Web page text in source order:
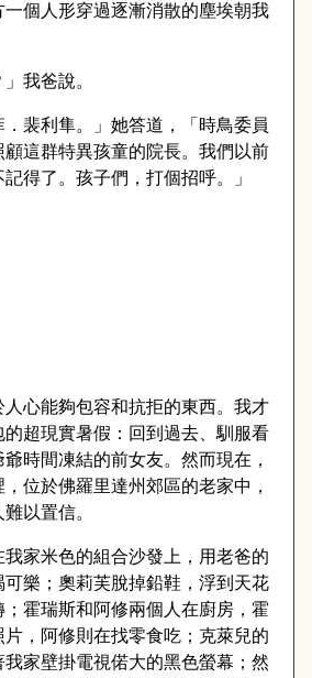
個人形穿過逐漸消散的塵埃朝我
我爸說。
．裴利隼。」她答道，「時鳥委員
這群特異孩童的院長。我們以前
得了。孩子們，打個招呼。」
心能夠包容和抗拒的東西。我才
的超現實暑假：回到過去、馴服看
時間凍結的前女友。然而現在，
位於佛羅里達州郊區的老家中，
以置信。
家米色的組合沙發上，用老爸的
樂；奧莉芙脫掉鉛鞋，浮到天花
霍瑞斯和阿修兩個人在廚房，霍
，阿修則在找零食吃；克萊兒的
家壁掛電視偌大的黑色螢幕；然